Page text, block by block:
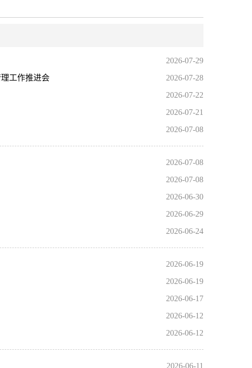
2026-07-29
工作推进会
2026-07-28
2026-07-22
2026-07-21
2026-07-08
2026-07-08
2026-07-08
2026-06-30
2026-06-29
2026-06-24
2026-06-19
2026-06-19
2026-06-17
2026-06-12
2026-06-12
2026-06-11